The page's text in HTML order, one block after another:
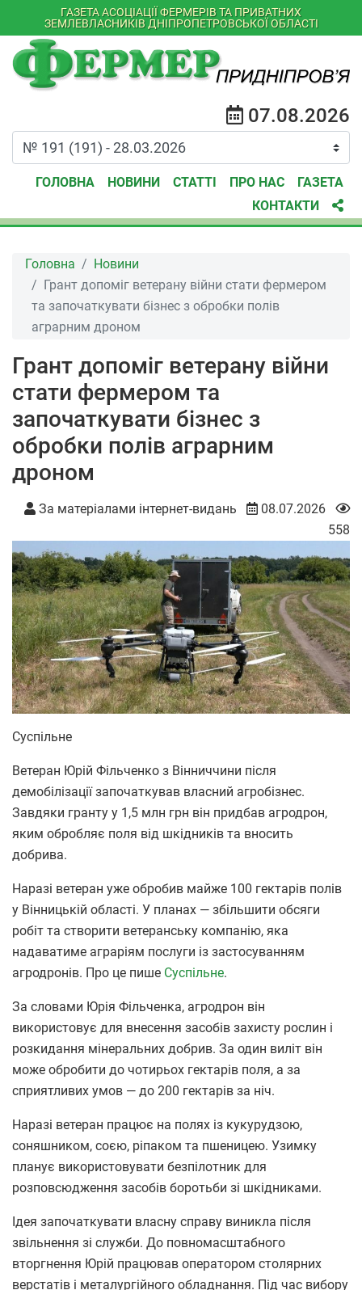
ГАЗЕТА АСОЦІАЦІЇ ФЕРМЕРІВ ТА ПРИВАТНИХ
ЗЕМЛЕВЛАСНИКІВ ДНІПРОПЕТРОВСЬКОЇ ОБЛАСТІ
07.08.2026
ГОЛОВНА НОВИНИ СТАТТІ ПРО НАС
ГАЗЕТА
КОНТАКТИ
Головна
Новини
Грант допоміг ветерану війни стати фермером
та започаткувати бізнес з обробки полів
аграрним дроном
Грант допоміг ветерану війни
стати фермером та
започаткувати бізнес з
обробки полів аграрним
дроном
За матеріалами інтернет-видань
08.07.2026
558
Суспільне
Ветеран Юрій Фільченко з Вінниччини після
демобілізації започаткував власний агробізнес.
Завдяки гранту у 1,5 млн грн він придбав агродрон,
яким обробляє поля від шкідників та вносить
добрива.
Наразі ветеран уже обробив майже 100 гектарів полів
у Вінницькій області. У планах — збільшити обсяги
робіт та створити ветеранську компанію, яка
надаватиме аграріям послуги із застосуванням
агродронів. Про це пише Суспільне.
За словами Юрія Фільченка, агродрон він
використовує для внесення засобів захисту рослин і
розкидання мінеральних добрив. За один виліт він
може обробити до чотирьох гектарів поля, а за
сприятливих умов — до 200 гектарів за ніч.
Наразі ветеран працює на полях із кукурудзою,
соняшником, соєю, ріпаком та пшеницею. Узимку
планує використовувати безпілотник для
розповсюдження засобів боротьби зі шкідниками.
Ідея започаткувати власну справу виникла після
звільнення зі служби. До повномасштабного
вторгнення Юрій працював оператором столярних
верстатів і металургійного обладнання. Під час вибору